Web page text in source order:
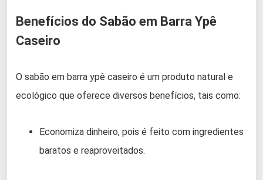
Benefícios do Sabão em Barra Ypê
Caseiro
O sabão em barra ypê caseiro é um produto natural e
ecológico que oferece diversos benefícios, tais como:
Economiza dinheiro, pois é feito com ingredientes
baratos e reaproveitados.